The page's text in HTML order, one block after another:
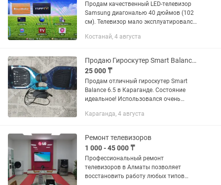
Продам качественный LED-телевизор
Samsung диагональю 40 дюймов (102
см). Телевизор мало эксплуатировался,
ремонтов и вмешательств. Полностью
Костанай, 4 августа
Продаю Гироскутер Smart Balance 6.5. Состояние супер, музыка качает!
25 000 ₸
Продам отличный гироскутер Smart
Balance 6.5 в Караганде. Состояние
идеальное! Использовался очень
никогда не был, не вскрывался, все
Караганда, 4 августа
Ремонт телевизоров
1 000 - 45 000 ₸
Профессиональный ремонт
телевизоров в Алматы позволяет
восстановить работу любых типов